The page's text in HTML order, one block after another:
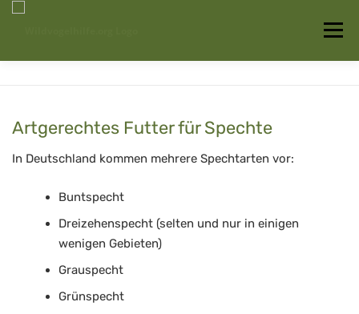
Menü
Auffangstationen
Artgerechtes Futter für Spechte
In Deutschland kommen mehrere Spechtarten vor:
Buntspecht
Dreizehenspecht (selten und nur in einigen
wenigen Gebieten)
Grauspecht
Grünspecht